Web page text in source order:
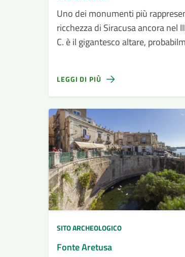
Uno dei monumenti più
ricchezza di Siracusa ancora nel
C. è il gigantesco altare,
LEGGI DI PIÙ
SITO ARCHEOLOGICO
Fonte Aretusa